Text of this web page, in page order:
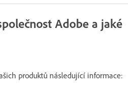
Adobe a jaké
produktů následující informace: